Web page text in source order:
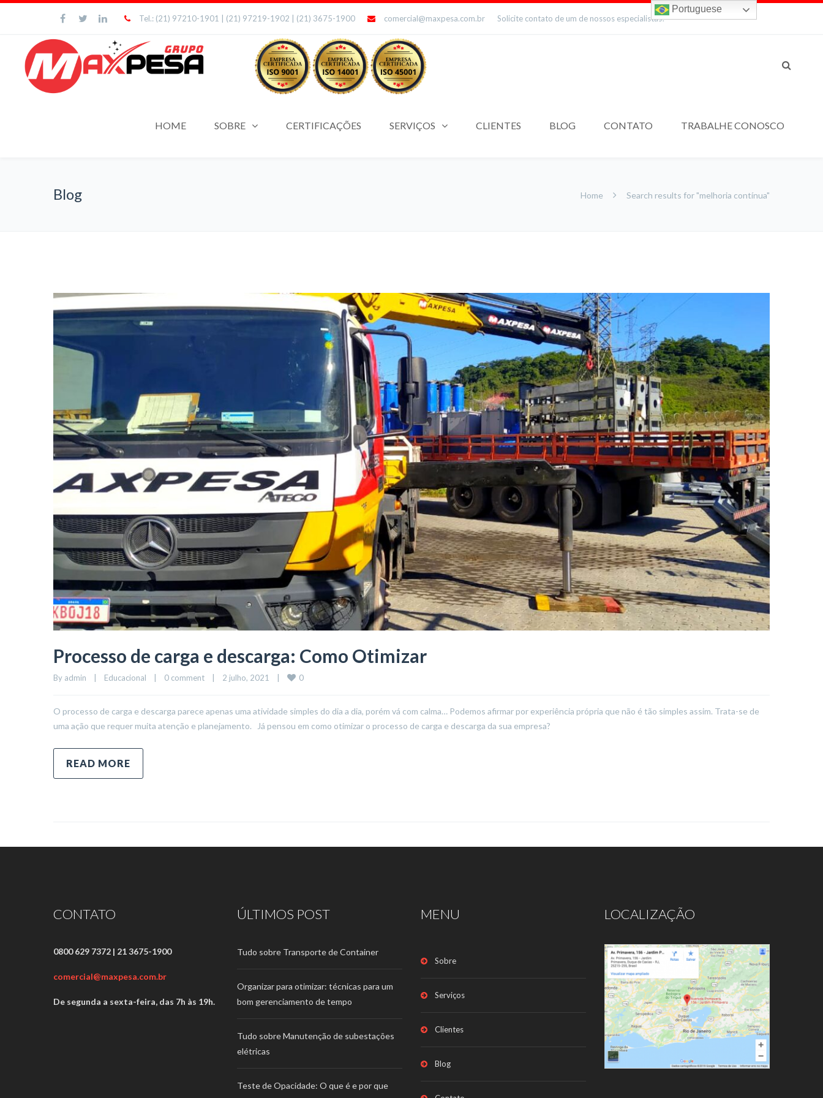
Tel.: (21) 97210-1901 | (21) 97219-1902 | (21) 3675-1900 comercial@maxpesa.com.br Solicite contato de um de nossos especialistas!
HOME SOBRE CERTIFICAÇÕES SERVIÇOS CLIENTES BLOG CONTATO TRABALHE CONOSCO
Blog Home Search results for "melhoria contínua"
Processo de carga e descarga: Como Otimizar
By admin Educacional 0 comment 2 julho, 2021 0
O processo de carga e descarga parece apenas uma atividade simples do dia a dia, porém vá com calma… Podemos afirmar por experiência própria que não é tão simples assim. Trata-se de
uma ação que requer muita atenção e planejamento. Já pensou em como otimizar o processo de carga e descarga da sua empresa?
READ MORE
CONTATO
0800 629 7372 | 21 3675-1900
comercial@maxpesa.com.br
De segunda a sexta-feira, das 7h às 19h.
ÚLTIMOS POST
Tudo sobre Transporte de Container
Organizar para otimizar: técnicas para um
bom gerenciamento de tempo
Tudo sobre Manutenção de subestações
elétricas
Teste de Opacidade: O que é e por que
MENU
Sobre
Serviços
Clientes
Blog
LOCALIZAÇÃO
Portuguese